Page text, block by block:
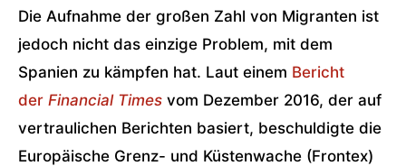
Die Aufnahme der großen Zahl von Migranten ist
jedoch nicht das einzige Problem, mit dem
Spanien zu kämpfen hat. Laut einem Bericht
der Financial Times vom Dezember 2016, der auf
vertraulichen Berichten basiert, beschuldigte die
Europäische Grenz- und Küstenwache (Frontex)